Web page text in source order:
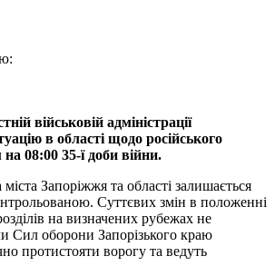
військовій адміністрації
в області щодо російського
08:00 35-ї доби війни.
Запоріжжя та області залишається
Суттєвих змін в положенні
на визначених рубежах не
Сил оборони Запорізького краю
протистояти ворогу та ведуть